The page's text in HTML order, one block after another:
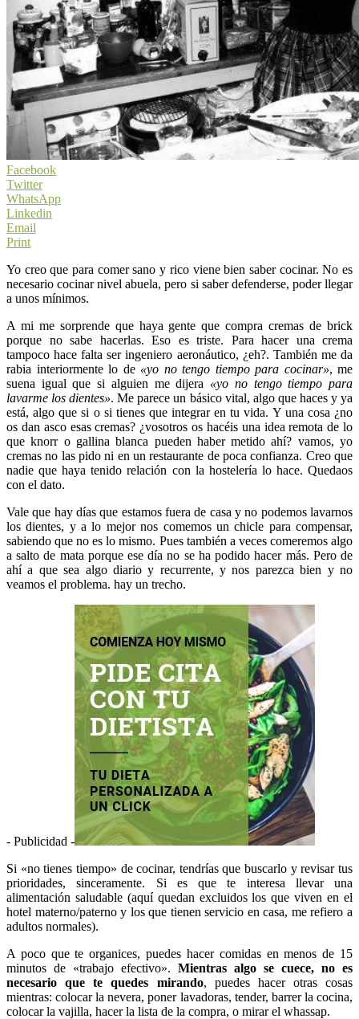
Facebook
Twitter
WhatsApp
Linkedin
Email
Print
Yo creo que para comer sano y rico viene bien saber cocinar. No es
necesario cocinar nivel abuela, pero si saber defenderse, poder llegar
a unos mínimos.
A mi me sorprende que haya gente que compra cremas de brick
porque no sabe hacerlas. Eso es triste. Para hacer una crema
tampoco hace falta ser ingeniero aeronáutico, ¿eh?. También me da
rabia interiormente lo de «yo no tengo tiempo para cocinar», me
suena igual que si alguien me dijera «yo no tengo tiempo para
lavarme los dientes». Me parece un básico vital, algo que haces y ya
está, algo que si o si tienes que integrar en tu vida. Y una cosa ¿no
os dan asco esas cremas? ¿vosotros os hacéis una idea remota de lo
que knorr o gallina blanca pueden haber metido ahí? vamos, yo
cremas no las pido ni en un restaurante de poca confianza. Creo que
nadie que haya tenido relación con la hostelería lo hace. Quedaos
con el dato.
Vale que hay días que estamos fuera de casa y no podemos lavarnos
los dientes, y a lo mejor nos comemos un chicle para compensar,
sabiendo que no es lo mismo. Pues también a veces comeremos algo
a salto de mata porque ese día no se ha podido hacer más. Pero de
ahí a que sea algo diario y recurrente, y nos parezca bien y no
veamos el problema. hay un trecho.
- Publicidad -
Si «no tienes tiempo» de cocinar, tendrías que buscarlo y revisar tus
prioridades, sinceramente. Si es que te interesa llevar una
alimentación saludable (aquí quedan excluidos los que viven en el
hotel materno/paterno y los que tienen servicio en casa, me refiero a
adultos normales).
A poco que te organices, puedes hacer comidas en menos de 15
minutos de «trabajo efectivo». Mientras algo se cuece, no es
necesario que te quedes mirando, puedes hacer otras cosas
mientras: colocar la nevera, poner lavadoras, tender, barrer la cocina,
colocar la vajilla, hacer la lista de la compra, o mirar el whassap.